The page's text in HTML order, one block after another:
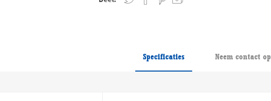
Specificaties Neem contact op